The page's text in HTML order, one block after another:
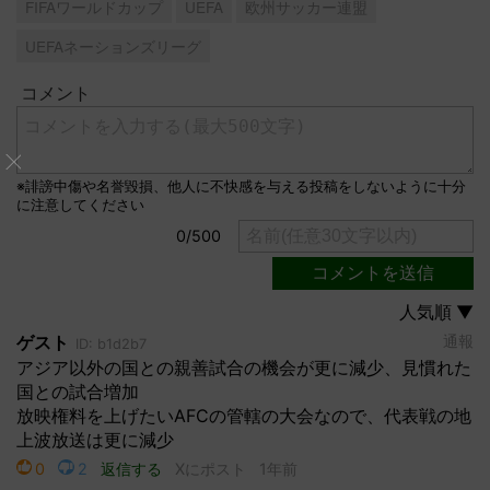
FIFAワールドカップ UEFA
欧州サッカー連盟
UEFAネーションズリーグ